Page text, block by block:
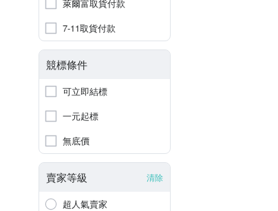
萊爾富取貨付款
7-11取貨付款
競標條件
可立即結標
一元起標
無底價
賣家等級 清除
超人氣賣家